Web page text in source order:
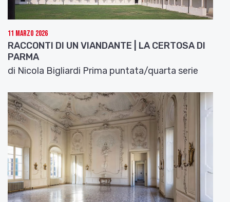
11 Marzo 2026
RACCONTI DI UN VIANDANTE | LA CERTOSA DI
PARMA
di Nicola Bigliardi Prima puntata/quarta serie